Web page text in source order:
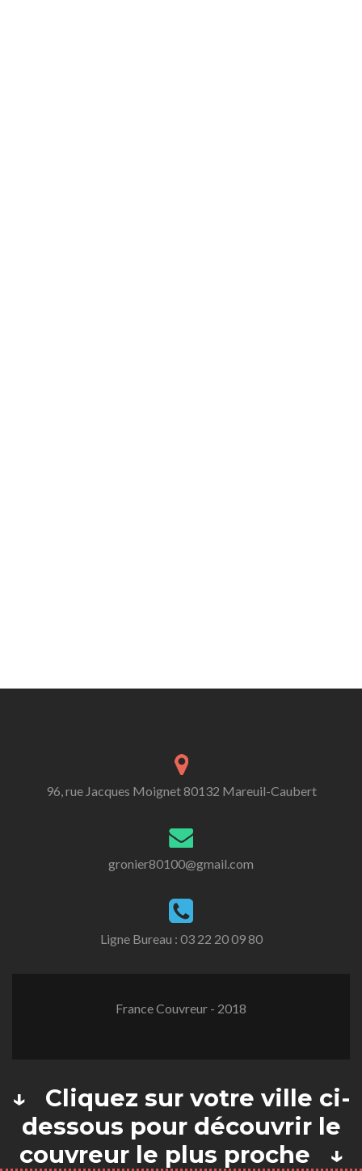
96, rue Jacques Moignet 80132 Mareuil-Caubert
gronier80100@gmail.com
Ligne Bureau : 03 22 20 09 80
France Couvreur - 2018
↓ Cliquez sur votre ville ci-
dessous pour découvrir le
couvreur le plus proche ↓